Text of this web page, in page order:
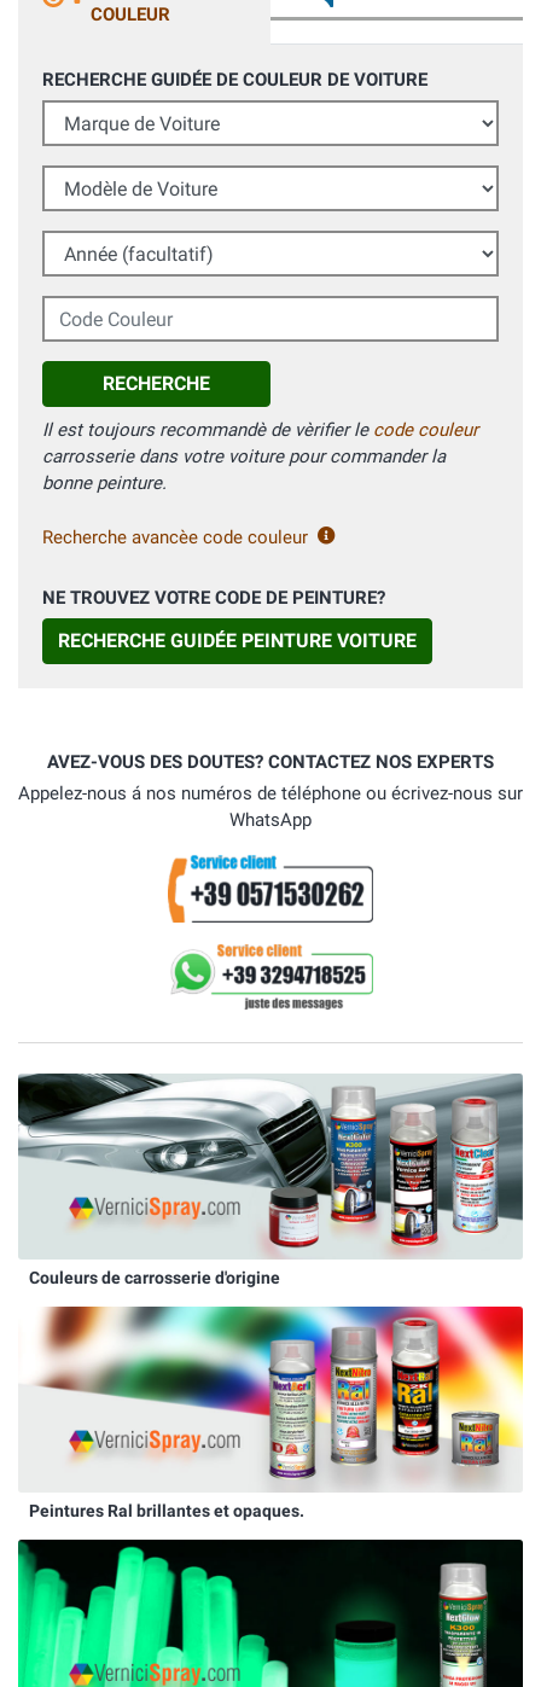
COULEUR
RECHERCHE GUIDÉE DE COULEUR DE VOITURE
Marque de Voiture
Modèle de Voiture
Année (facultatif)
Code Couleur
RECHERCHE
Il est toujours recommandè de vèrifier le code couleur
carrosserie dans votre voiture pour commander la
bonne peinture.
Recherche avancèe code couleur
NE TROUVEZ VOTRE CODE DE PEINTURE?
RECHERCHE GUIDÉE PEINTURE VOITURE
AVEZ-VOUS DES DOUTES? CONTACTEZ NOS EXPERTS
Appelez-nous á nos numéros de téléphone ou écrivez-nous sur
WhatsApp
Couleurs de carrosserie d'origine
Peintures Ral brillantes et opaques.